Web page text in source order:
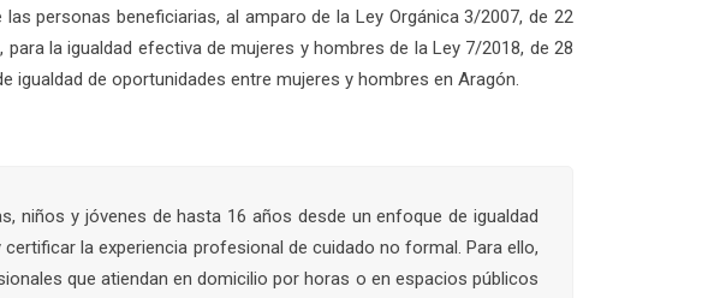
las personas beneficiarias, al amparo de la Ley Orgánica 3/2007, de 22
para la igualdad efectiva de mujeres y hombres de la Ley 7/2018, de 28
igualdad de oportunidades entre mujeres y hombres en Aragón.
niños y jóvenes de hasta 16 años desde un enfoque de igualdad
la experiencia profesional de cuidado no formal. Para ello,
que atiendan en domicilio por horas o en espacios públicos